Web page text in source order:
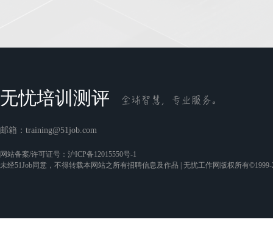
无忧培训测评
邮箱： training@51job.com
网站备案/许可证号： 沪ICP备12015550号-1
未经51Job同意，不得转载本网站之所有招聘信息及作品 | 无忧工作网版权所有©1999-